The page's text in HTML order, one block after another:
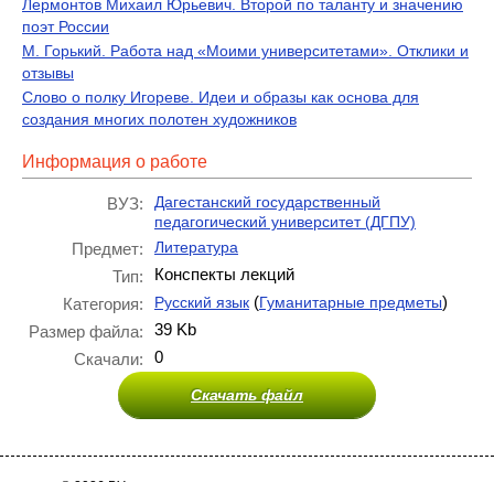
Лермонтов Михаил Юрьевич. Второй по таланту и значению
поэт России
М. Горький. Работа над «Моими университетами». Отклики и
отзывы
Слово о полку Игореве. Идеи и образы как основа для
создания многих полотен художников
Информация о работе
ВУЗ:
Дагестанский государственный
педагогический университет (ДГПУ)
Предмет: Литература
Тип:
Конспекты лекций
Категория:
Русский язык (Гуманитарные предметы)
Размер файла:
39 Kb
Скачали:
0
Скачать файл